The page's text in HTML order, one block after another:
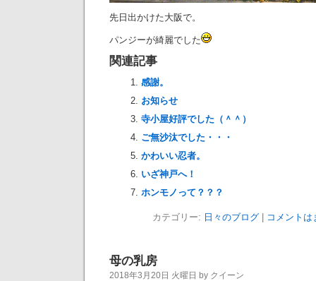
先日出かけた大阪で。
パンジーが綺麗でした
関連記事
感謝。
お知らせ
寺小屋好評でした（＾＾）
ご無沙汰でした・・・
かわいい忍者。
いざ神戸へ！
ホンモノって？？？
カテゴリー: 日々のブログ| コメントは
母の乳房
2018年3月20日 火曜日 by クイーン